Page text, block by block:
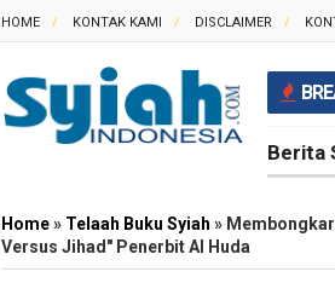
HOME KONTAK KAMI DISCLAIMER
Berita
Home» Telaah Buku Syiah »
Versus Jihad" Penerbit Al Huda